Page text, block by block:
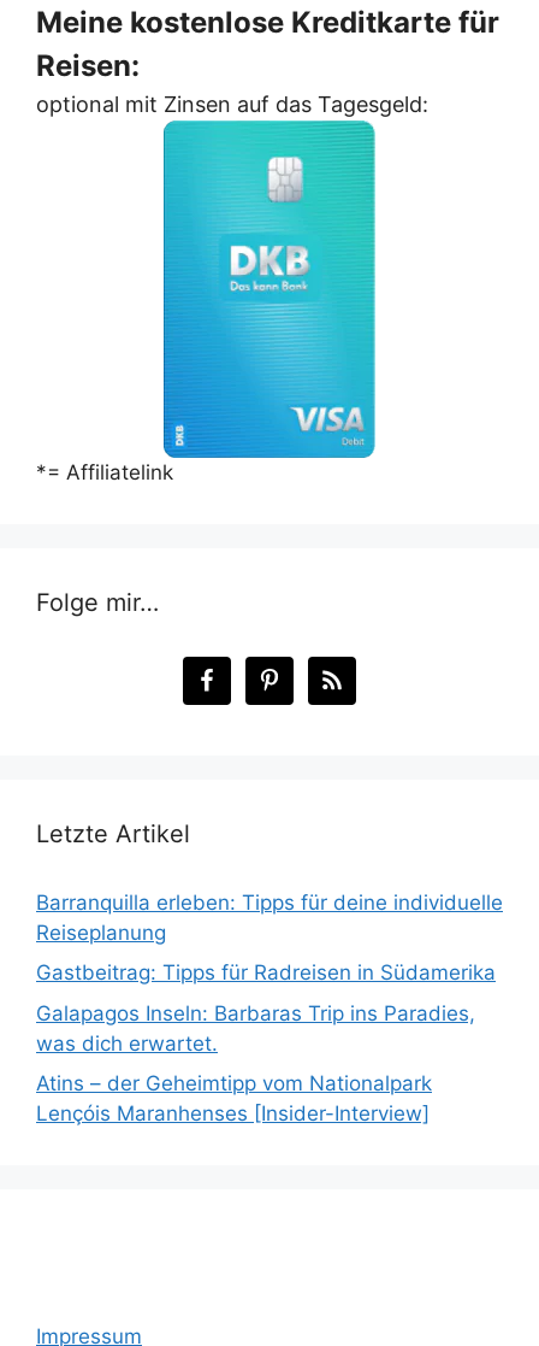
Meine kostenlose Kreditkarte für
Reisen:
optional mit Zinsen auf das Tagesgeld:
*= Affiliatelink
Folge mir…
Letzte Artikel
Barranquilla erleben: Tipps für deine individuelle
Reiseplanung
Gastbeitrag: Tipps für Radreisen in Südamerika
Galapagos Inseln: Barbaras Trip ins Paradies,
was dich erwartet.
Atins – der Geheimtipp vom Nationalpark
Lençóis Maranhenses [Insider-Interview]
Impressum